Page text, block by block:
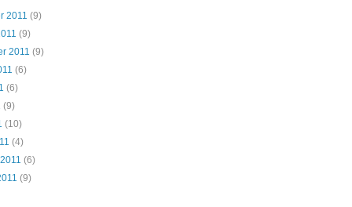
2011 (9)
(9)
2011 (9)
(6)
(6)
(9)
(10)
(4)
(6)
(9)